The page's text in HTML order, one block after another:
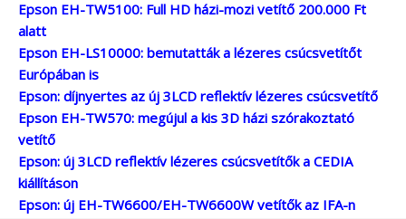
Epson EH-TW5100: Full HD házi-mozi vetítő 200.000 Ft
alatt
Epson EH-LS10000: bemutatták a lézeres csúcsvetítőt
Európában is
Epson: díjnyertes az új 3LCD reflektív lézeres csúcsvetítő
Epson EH-TW570: megújul a kis 3D házi szórakoztató
vetítő
Epson: új 3LCD reflektív lézeres csúcsvetítők a CEDIA
kiállításon
Epson: új EH-TW6600/EH-TW6600W vetítők az IFA-n